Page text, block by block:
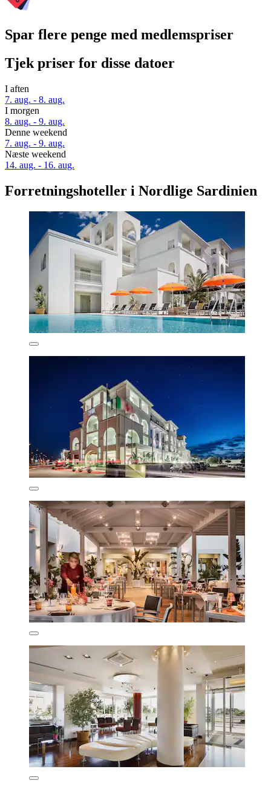
Spar flere penge med medlemspriser
Tjek priser for disse datoer
I aften
7. aug. - 8. aug.
I morgen
8. aug. - 9. aug.
Denne weekend
7. aug. - 9. aug.
Næste weekend
14. aug. - 16. aug.
Forretningshoteller i Nordlige Sardinien